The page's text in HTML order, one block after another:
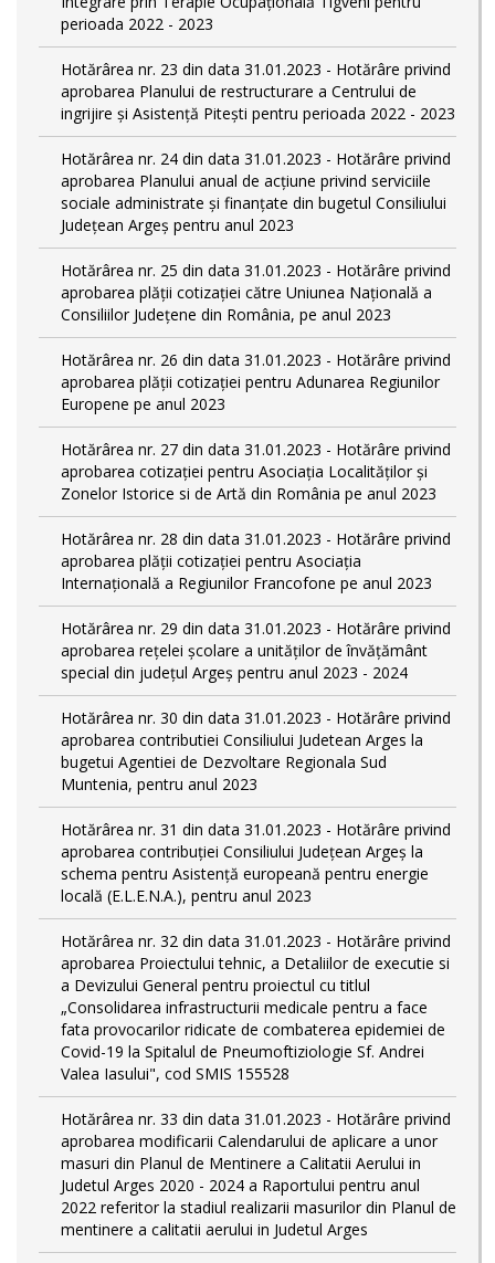
perioada 2022 - 2023
Hotărârea nr. 23 din data 31.01.2023 - Hotărâre privind
aprobarea Planului de restructurare a Centrului de
ingrijire şi Asistenţă Piteşti pentru perioada 2022 - 2023
Hotărârea nr. 24 din data 31.01.2023 - Hotărâre privind
aprobarea Planului anual de acţiune privind serviciile
sociale administrate şi finanţate din bugetul Consiliului
Judeţean Argeş pentru anul 2023
Hotărârea nr. 25 din data 31.01.2023 - Hotărâre privind
aprobarea plăţii cotizaţiei către Uniunea Naţională a
Consiliilor Judeţene din România, pe anul 2023
Hotărârea nr. 26 din data 31.01.2023 - Hotărâre privind
aprobarea plăţii cotizaţiei pentru Adunarea Regiunilor
Europene pe anul 2023
Hotărârea nr. 27 din data 31.01.2023 - Hotărâre privind
aprobarea cotizaţiei pentru Asociaţia Localităţilor şi
Zonelor Istorice si de Artă din România pe anul 2023
Hotărârea nr. 28 din data 31.01.2023 - Hotărâre privind
aprobarea plăţii cotizaţiei pentru Asociaţia
Internaţională a Regiunilor Francofone pe anul 2023
Hotărârea nr. 29 din data 31.01.2023 - Hotărâre privind
aprobarea reţelei şcolare a unităţilor de învăţământ
special din judeţul Argeş pentru anul 2023 - 2024
Hotărârea nr. 30 din data 31.01.2023 - Hotărâre privind
aprobarea contributiei Consiliului Judetean Arges la
bugetui Agentiei de Dezvoltare Regionala Sud
Muntenia, pentru anul 2023
Hotărârea nr. 31 din data 31.01.2023 - Hotărâre privind
aprobarea contribuției Consiliului Județean Argeș la
schema pentru Asistență europeană pentru energie
locală (E.L.E.N.A.), pentru anul 2023
Hotărârea nr. 32 din data 31.01.2023 - Hotărâre privind
aprobarea Proiectului tehnic, a Detaliilor de executie si
a Devizului General pentru proiectul cu titlul
„Consolidarea infrastructurii medicale pentru a face
fata provocarilor ridicate de combaterea epidemiei de
Covid-19 la Spitalul de Pneumoftiziologie Sf. Andrei
Valea Iasului", cod SMIS 155528
Hotărârea nr. 33 din data 31.01.2023 - Hotărâre privind
aprobarea modificarii Calendarului de aplicare a unor
masuri din Planul de Mentinere a Calitatii Aerului in
Judetul Arges 2020 - 2024 a Raportului pentru anul
2022 referitor la stadiul realizarii masurilor din Planul de
mentinere a calitatii aerului in Judetul Arges